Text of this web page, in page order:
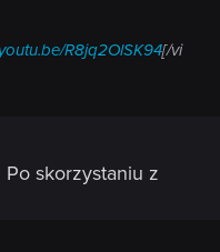
R8jq2OlSK94[/vi
skorzystaniu z